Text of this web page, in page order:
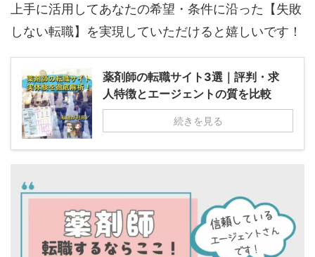
上手に活用してあなたの希望・条件に沿った【失敗
しない転職】を実現していただけると嬉しいです！
薬剤師の転職サイト3選｜評判・求
人特徴とエージェントの質を比較
続きを見る